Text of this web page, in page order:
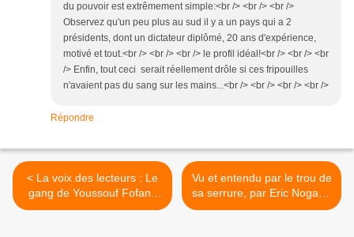
du pouvoir est extrêmement simple:<br /> <br /> <br />
Observez qu'un peu plus au sud il y a un pays qui a 2
présidents, dont un dictateur diplômé, 20 ans d'expérience,
motivé et tout.<br /> <br /> <br /> le profil idéal!<br /> <br /> <br
/> Enfin, tout ceci serait réellement drôle si ces fripouilles
n'avaient pas du sang sur les mains...<br /> <br /> <br /> <br />
Répondre
< La voix des lecteurs : Le
gang de Youssouf Fofana
frappe encore.
Vu et entendu par le trou de
sa serrure, par Eric Nogard.
>